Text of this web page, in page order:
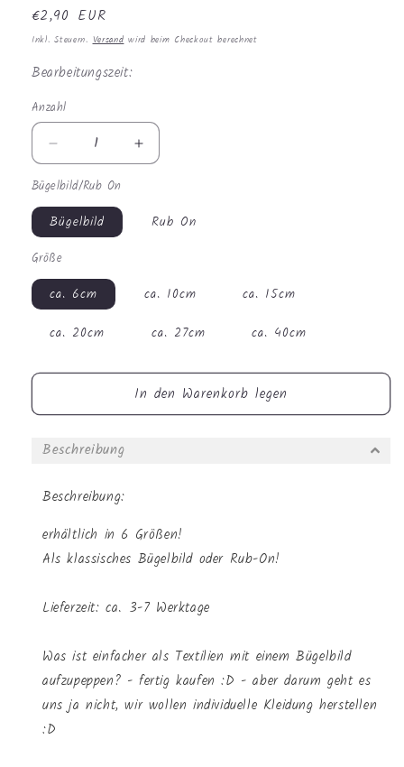
Normaler
Preis
€2,90 EUR
Inkl. Steuern.Versandwird beim Checkout berechnet
Bearbeitungszeit:
Anzahl
Anzahl
Verringere
die
Menge
für
Bügelbild
Müllauto
#1188
Erhöhe
die
Bügelbild
Bügelbild/Rub On
Bügelbild Rub On
Größe
ca. 6cm ca. 10cm
ca. 15cm
ca. 20cm
ca. 27cm ca. 40cm
In den Warenkorb legen
Beschreibung
Beschreibung:
erhältlich in 6 Größen!
Als klassisches Bügelbild oder Rub-On!
Lieferzeit: ca. 3-7 Werktage
Was ist einfacher als Textilien mit einem Bügelbild
aufzupeppen? - fertig kaufen :D - aber darum geht es
uns ja nicht, wir wollen individuelle Kleidung herstellen
:D